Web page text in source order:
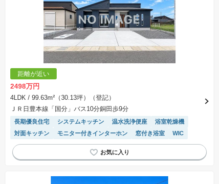
とは限りません。また建築請負会社を特定するものではありません。
※建築条件付き土地とは、その土地に建築する建物の建築請負契約が、一定期間内に成立する
ことを条件として売買される土地のことをいいます。建築請負契約成立に向けて設計プランを
協議するため、土地購入者が自己の希望する建物の設計協議をするために必要な相当の期間の
交渉期間が設定され、その期間内で希望を満たすプランが実現できたかどうかにより結論を出
します。なお、この期間は概ね3ヶ月程度とされています。納得のいくプランが出来ず、建築請
負契約が成立しない場合、土地売買契約は白紙に戻り、土地契約にかかった代金（土地代金、
手付金など）は名目のいかんに関わらず、全て返却されます。
※課税対象物件の「価格」や「費用等」は消費税込みの「総額表示」で統一しています。
※「本体価格」とは、課税対象物件においては「消費税を除いた建物価格」と「土地価格」の
合計額を指します。
表示されておりません。
※取引にかかる費用：物件の契約手続き、決済、引き渡し時にかかる費用を表示しています。
不動産会社によって表記有無が異なるため、ご自身で十分な確認をしていただくようにお願い
いたします。
場合があります。
距離が近い
2498万円
4LDK / 99.63m²（30.13坪）（登記）
ＪＲ日豊本線「国分」バス10分銅田歩9分
長期優良住宅 システムキッチン 温水洗浄便座
浴室乾燥機
対面キッチン
モニター付きインターホン 窓付き浴室 WIC